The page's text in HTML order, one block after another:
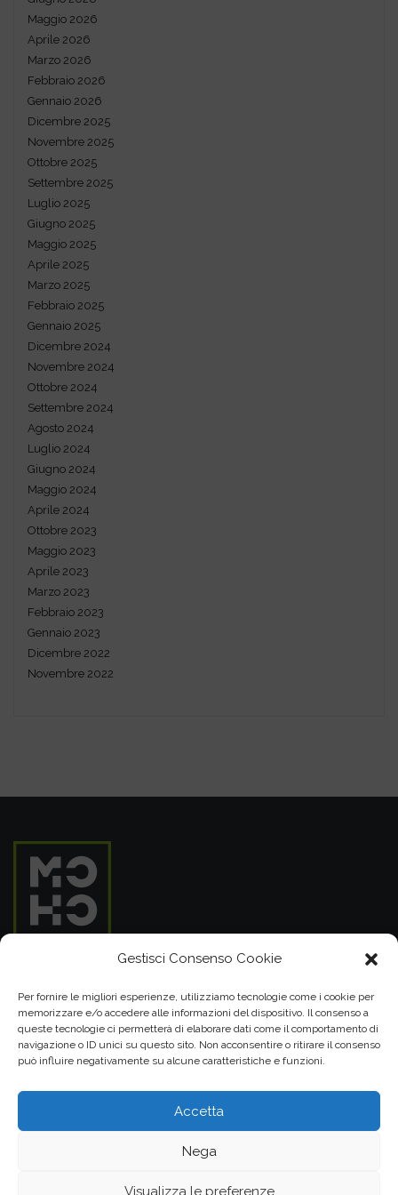
Gestisci Consenso Cookie
Per fornire le migliori esperienze, utilizziamo tecnologie come i cookie per
memorizzare e/o accedere alle informazioni del dispositivo. Il consenso a
queste tecnologie ci permetterà di elaborare dati come il comportamento di
navigazione o ID unici su questo sito. Non acconsentire o ritirare il consenso
può influire negativamente su alcune caratteristiche e funzioni.
Accetta
Nega
Visualizza le preferenze
Maggio 2026
Aprile 2026
Marzo 2026
Febbraio 2026
Gennaio 2026
Dicembre 2025
Novembre 2025
Ottobre 2025
Settembre 2025
Luglio 2025
Giugno 2025
Maggio 2025
Aprile 2025
Marzo 2025
Febbraio 2025
Gennaio 2025
Dicembre 2024
Novembre 2024
Ottobre 2024
Settembre 2024
Agosto 2024
Luglio 2024
Giugno 2024
Maggio 2024
Aprile 2024
Ottobre 2023
Maggio 2023
Aprile 2023
Marzo 2023
Febbraio 2023
Gennaio 2023
Dicembre 2022
Novembre 2022
MOHO SRL
Cap. Soc. € 15.000,00 i.v.